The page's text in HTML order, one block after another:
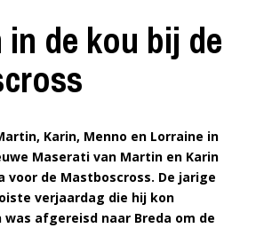
in de kou bij de
Karin, Menno en Lorraine in
Maserati van Martin en Karin
voor de Mastboscross. De jarige
verjaardag die hij kon
was afgereisd naar Breda om de